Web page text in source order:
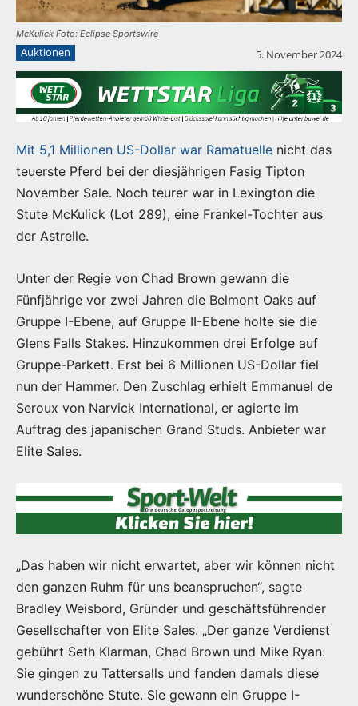
McKulick Foto: Eclipse Sportswire
Auktionen 5. November 2024
Mit 5,1 Millionen US-Dollar war Ramatuelle nicht das
teuerste Pferd bei der diesjährigen Fasig Tipton
November Sale. Noch teurer war in Lexington die
Stute McKulick (Lot 289), eine Frankel-Tochter aus
der Astrelle.
Unter der Regie von Chad Brown gewann die
Fünfjährige vor zwei Jahren die Belmont Oaks auf
Gruppe I-Ebene, auf Gruppe II-Ebene holte sie die
Glens Falls Stakes. Hinzukommen drei Erfolge auf
Gruppe-Parkett. Erst bei 6 Millionen US-Dollar fiel
nun der Hammer. Den Zuschlag erhielt Emmanuel de
Seroux von Narvick International, er agierte im
Auftrag des japanischen Grand Studs. Anbieter war
Elite Sales.
„Das haben wir nicht erwartet, aber wir können nicht
den ganzen Ruhm für uns beanspruchen“, sagte
Bradley Weisbord, Gründer und geschäftsführender
Gesellschafter von Elite Sales. „Der ganze Verdienst
gebührt Seth Klarman, Chad Brown und Mike Ryan.
Sie gingen zu Tattersalls und fanden damals diese
wunderschöne Stute. Sie gewann ein Gruppe I-